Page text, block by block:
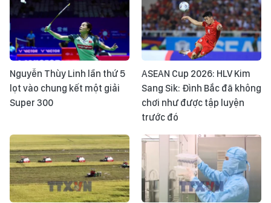
Nguyễn Thùy Linh lần thứ 5
lọt vào chung kết một giải
Super 300
ASEAN Cup 2026: HLV Kim
Sang Sik: Đình Bắc đã không
chơi như được tập luyện
trước đó